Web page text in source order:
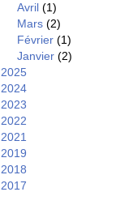
Avril (1)
Mars (2)
Février (1)
Janvier (2)
2025
2024
2023
2022
2021
2019
2018
2017